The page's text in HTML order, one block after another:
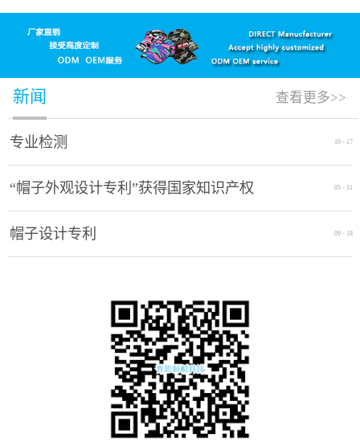
新闻
专业检测 10 - 17
“帽子外观设计专利”获得国家知识产权
局授权通过
05 - 31
帽子设计专利 09 - 18
查看更多>>